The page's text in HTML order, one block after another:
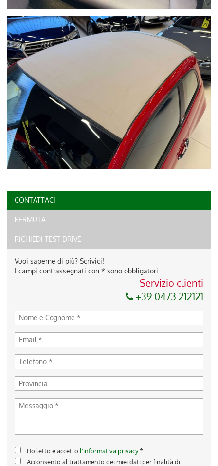
CONTATTACI
PERMUTA
RICHIEDI TEST DRIVE
Vuoi saperne di più? Scrivici!
I campi contrassegnati con * sono obbligatori.
Servizio clienti
+39 0473 212121
Ho letto e accetto l'informativa privacy*
Acconsento al trattamento dei miei dati per finalità di